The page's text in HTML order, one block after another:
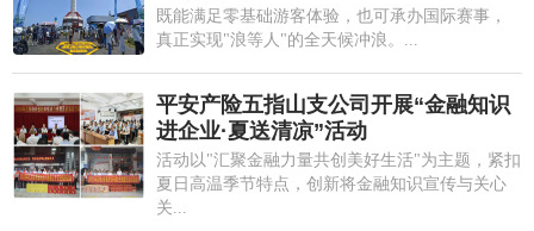
既能满足零基础游客体验，也可承办国际赛事，
真正实现"浪等人"的全天候冲浪。...
平安产险五指山支公司开展“金融知识
进企业·夏送清凉”活动
活动以"汇聚金融力量共创美好生活"为主题，紧扣
夏日高温季节特点，创新将金融知识宣传与关心
关...